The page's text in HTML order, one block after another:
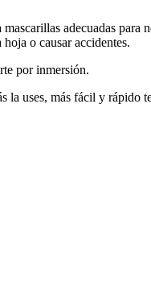
adecuadas para
o causar accidentes.
por inmersión.
la uses, más fácil y rápido